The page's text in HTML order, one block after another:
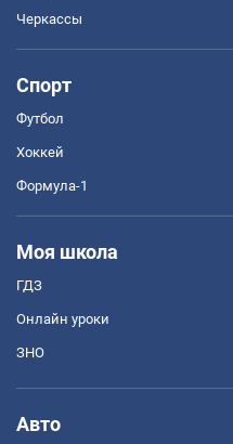
Черкассы
Спорт
Футбол
Хоккей
Формула-1
Моя школа
ГДЗ
Онлайн уроки
ЗНО
Авто